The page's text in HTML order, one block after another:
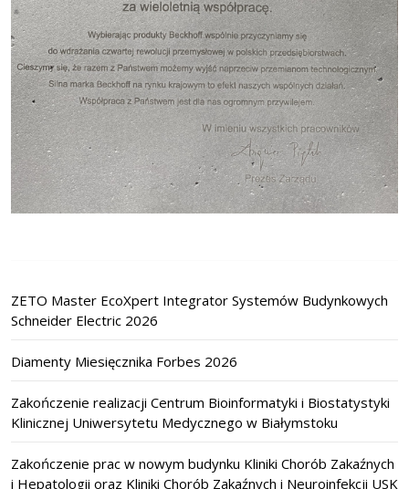
ZETO Master EcoXpert Integrator Systemów Budynkowych
Schneider Electric 2026
Diamenty Miesięcznika Forbes 2026
Zakończenie realizacji Centrum Bioinformatyki i Biostatystyki
Klinicznej Uniwersytetu Medycznego w Białymstoku
Zakończenie prac w nowym budynku Kliniki Chorób Zakaźnych
i Hepatologii oraz Kliniki Chorób Zakaźnych i Neuroinfekcji USK